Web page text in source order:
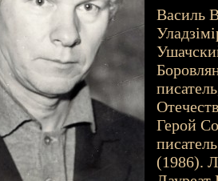
Василь
Герой
(1986).